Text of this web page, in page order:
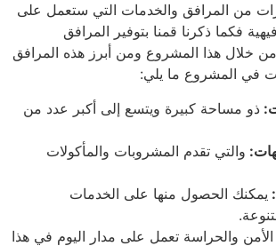
من المرافق والخدمات التي ستعمل على
فكما ذكرنا قمنا بتوفير المرافق
من خلال هذا المشروع ومن أبرز هذه المرافق
في المشروع ما يلي:
ذو مساحة كبيرة ويتسع إلى أكبر عدد من
والتي تقدم المشروبات والمأكولات
يمكنك الحصول منها على الخدمات
الأمن والحراسة تعمل على مدار اليوم في هذا